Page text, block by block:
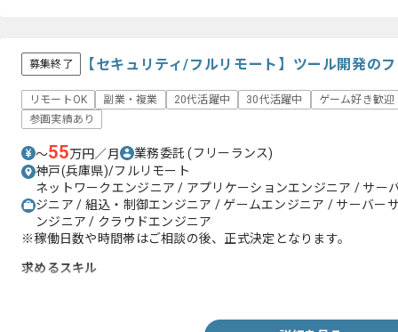
募集終了 【セキュリティ/フルリモート】ツール開発の
リモートOK 副業・複業 20代活躍中 30代活躍中
ゲーム好き歓迎
参画実績あり
〜55万円／月 業務委託(フリーランス)
神戸(兵庫県)/フルリモート
ネットワークエンジニア / アプリケーションエンジニア / サー
ジニア / 組込・制御エンジニア / ゲームエンジニア / サーバー
ンジニア / クラウドエンジニア
※稼働日数や時間帯はご相談の後、正式決定となります。
求めるスキル